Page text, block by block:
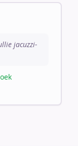
jacuzzi-